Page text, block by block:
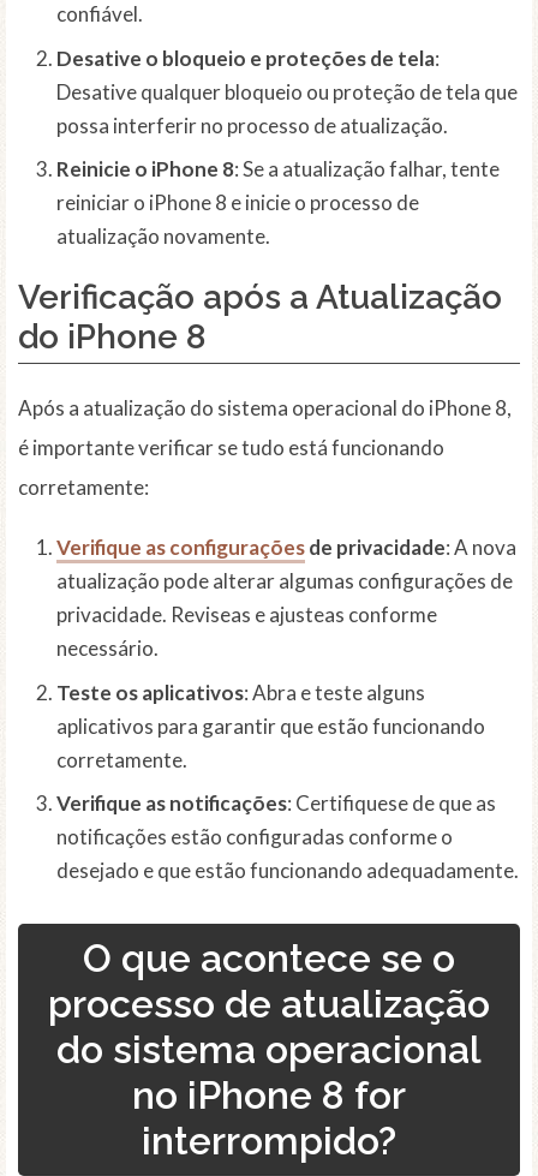
confiável.
Desative o bloqueio e proteções de tela:
Desative qualquer bloqueio ou proteção de tela que
possa interferir no processo de atualização.
Reinicie o iPhone 8: Se a atualização falhar, tente
reiniciar o iPhone 8 e inicie o processo de
atualização novamente.
Verificação após a Atualização
do iPhone 8
Após a atualização do sistema operacional do iPhone 8,
é importante verificar se tudo está funcionando
corretamente:
Verifique as configuraçõesde privacidade: A nova
atualização pode alterar algumas configurações de
privacidade. Reviseas e ajusteas conforme
necessário.
Teste os aplicativos: Abra e teste alguns
aplicativos para garantir que estão funcionando
corretamente.
Verifique as notificações: Certifiquese de que as
notificações estão configuradas conforme o
desejado e que estão funcionando adequadamente.
O que acontece se o
processo de atualização
do sistema operacional
no iPhone 8 for
interrompido?